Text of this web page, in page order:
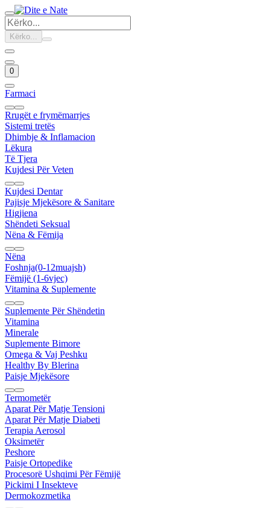
Kërko...
0
Farmaci
Rrugët e frymëmarrjes
Sistemi tretës
Dhimbje & Inflamacion
Lëkura
Të Tjera
Kujdesi Për Veten
Kujdesi Dentar
Pajisje Mjekësore & Sanitare
Higjiena
Shëndeti Seksual
Nëna & Fëmija
Nëna
Foshnja(0-12muajsh)
Fëmijë (1-6vjec)
Vitamina & Suplemente
Suplemente Për Shëndetin
Vitamina
Minerale
Suplemente Bimore
Omega & Vaj Peshku
Healthy By Blerina
Paisje Mjekësore
Termometër
Aparat Për Matje Tensioni
Aparat Për Matje Diabeti
Terapia Aerosol
Oksimetër
Peshore
Paisje Ortopedike
Procesorë Ushqimi Për Fëmijë
Pickimi I Insekteve
Dermokozmetika